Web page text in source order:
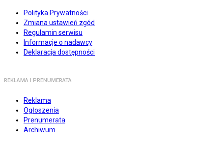
Polityka Prywatności
Zmiana ustawień zgód
Regulamin serwisu
Informacje o nadawcy
Deklaracja dostępności
REKLAMA I PRENUMERATA
Reklama
Ogłoszenia
Prenumerata
Archiwum